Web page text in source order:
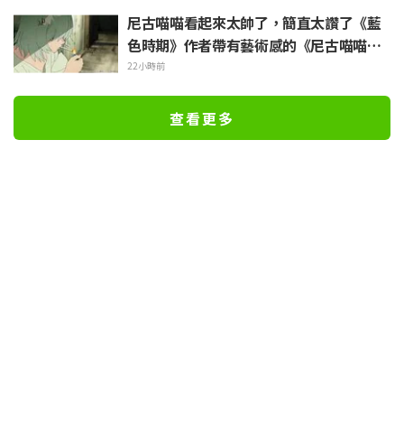
尼古喵喵看起來太帥了，簡直太讚了《藍
色時期》作者帶有藝術感的《尼古喵喵》
插畫引發「搞不好藝大真的會有人長這
樣」
22小時前
查看更多